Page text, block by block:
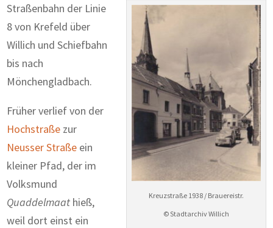
Kreuzstraße 1938 / Brauereistr.
© Stadtarchiv Willich
Straßenbahn der Linie
8 von Krefeld über
Willich und Schiefbahn
bis nach
Mönchengladbach.
Früher verlief von der
Hochstraße zur
Neusser Straße ein
kleiner Pfad, der im
Volksmund
Quaddelmaat hieß,
weil dort einst ein